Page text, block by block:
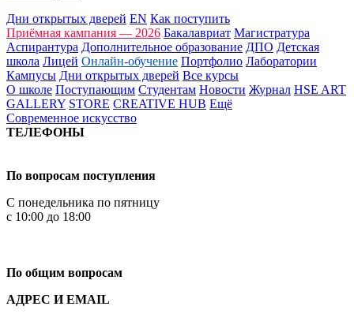
Дни открытых дверей EN Как поступить
Приёмная кампания — 2026 Бакалавриат Магистратура
Аспирантура Дополнительное образование ДПО Детская
школа Лицей Онлайн-обучение Портфолио Лаборатории
Кампусы Дни открытых дверей Все курсы
О школе Поступающим Студентам Новости Журнал HSE ART
GALLERY STORE CREATIVE HUB Ещё
Современное искусство
ТЕЛЕФОНЫ
По вопросам поступления
С понедельника по пятницу
с 10:00 до 18:00
По общим вопросам
АДРЕС И EMAIL